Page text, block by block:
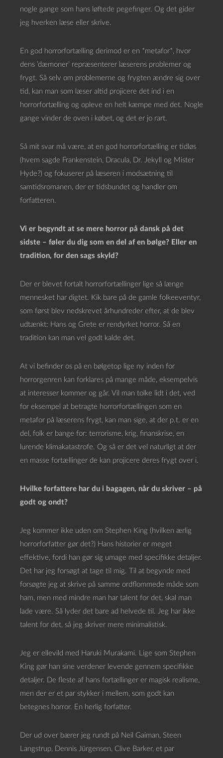
nogle gange som hans løftede pegefinger. Og det gider
jeg hverken læse eller skrive.
En god horrorfortælling derimod er en *metafor*, hvor
dens ’dæmoner’ repræsenterer læserens problemer og
frygt. Så selv om problemerne og frygten ændre sig over
tid, kan man som læser altid projicere det ind i en
horrorfortælling og opleve en helt kæmpe med det. Nogle
gange vinder de oven i købet, og det er jo rart.
Så mit svar må være, at en god horrorfortælling er tidløs
(hvem sagde Frankenstein, Dracula, Dr. Jekyll og Mister
Hyde?) og fokuserer på læseren i modsætning til
samtidsromanen, der er tidsbundet og handler om
forfatteren.
Vi er begyndt at se mere horror på dansk på det
sidste – føler du dig som en del af en bølge? Eller en
tradition, for den sags skyld?
Der er blevet fortalt horrorfortællinger lige så længe
mennesket har digtet. Kik bare på de gamle folkeeventyr,
som først blev nedskrevet århundreder efter, at de blev
udtænkt: Hans og Grete er rendyrket horror. Så en
tradition kan man vel godt kalde det.
At vi befinder os på en bølgetop lige ny inden for
horrorgenren kan forklares på mange måde, eksempelvis
at interesser kommer og går. Vil man tolke lidt i det, ved
for eksempel at betragte horrorfortællingen som en
metafor på læserens frygt, kan man sige, at der p.t. er en
del, folk er bange for: terrorisme, krig, finanskrise, en
lurende klimakatastrofe. Og så er det vel naturligt at der
en masse fortællinger de kan projicere deres frygt over i.
Hvilke forfattere har du i bagagen, når du skriver – på
godt og ondt?
Jeg kommer ikke uden om Stephen King (hvilken ærlig
horrorforfatter gør det?) Hans historier er meget
effektive, fordi han gør sig umage med specifikke detaljer.
Det har jeg forsøgt at tage til mig. Til at begynde med
forsøgte jeg at skrive på samme ordflommede måde som
ham, men med mindre man har talent for det, skal man
lade være. Så lyder det bare ad helvede til. Jeg har ikke
talent for det, så jeg skriver mere minimalistisk.
Jeg er ellevild med Haruki Murakami. Lige som Stephen
King gør han sine verdener levende gennem specifikke
detaljer. De fleste af hans fortællinger er magisk realisme,
men der er et par stykker i mellem, som godt kan
betegnes horror. En herlig forfatter.
Der ud over bærer jeg rundt på Neil Gaiman, Steen
Langstrup, Dennis Jürgensen, Clive Barker, et par